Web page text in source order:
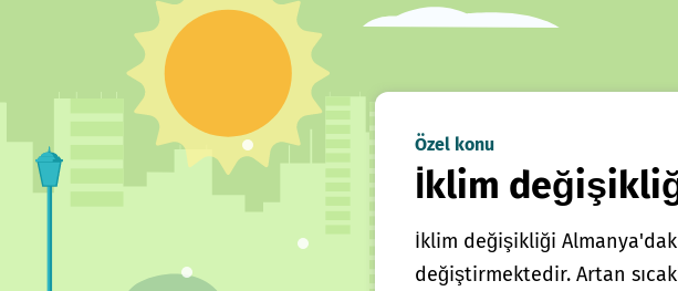
Özel konu
İklim
İklim değişikliği
değiştirmektedir. Artan